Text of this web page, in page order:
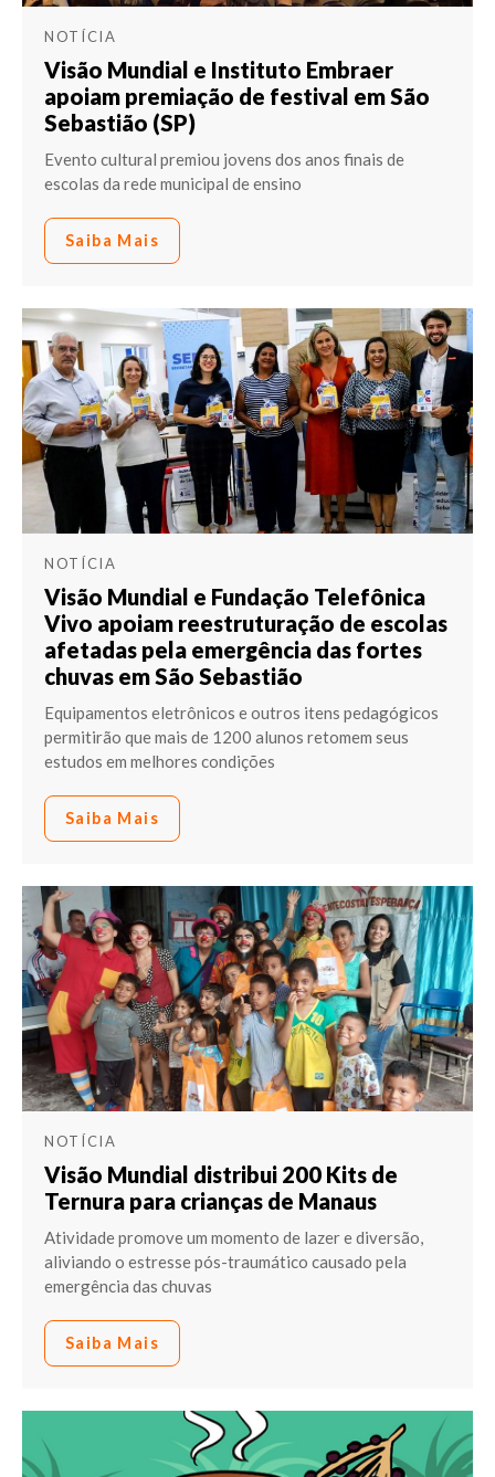
NOTÍCIA
Visão Mundial e Instituto Embraer
apoiam premiação de festival em São
Sebastião (SP)
Evento cultural premiou jovens dos anos finais de
escolas da rede municipal de ensino
Saiba Mais
NOTÍCIA
Visão Mundial e Fundação Telefônica
Vivo apoiam reestruturação de escolas
afetadas pela emergência das fortes
chuvas em São Sebastião
Equipamentos eletrônicos e outros itens pedagógicos
permitirão que mais de 1200 alunos retomem seus
estudos em melhores condições
Saiba Mais
NOTÍCIA
Visão Mundial distribui 200 Kits de
Ternura para crianças de Manaus
Atividade promove um momento de lazer e diversão,
aliviando o estresse pós-traumático causado pela
emergência das chuvas
Saiba Mais